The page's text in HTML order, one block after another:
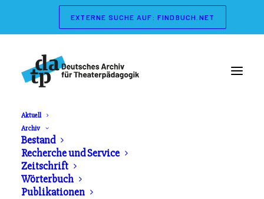
EXTERNE SUCHE AUF: FINDBUCH.NET
Aktuell
Archiv
Bestand
Recherche und Service
Zeitschrift
Wörterbuch
Publikationen
Wörterbuch der
Theaterpädagogik